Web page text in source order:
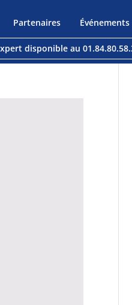
Partenaires Événements
disponible au